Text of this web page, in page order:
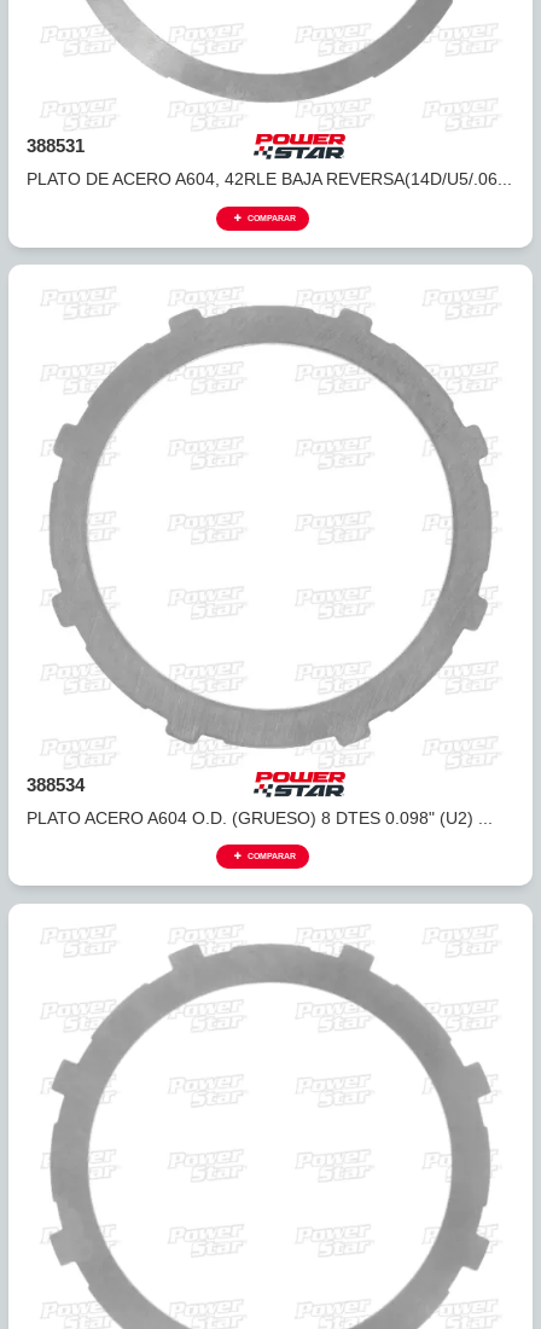
PLATO DE ACERO A404, A413, A470 DIRECTA
(DELANTERO...
COMPARAR
385532
PLATO DE ACERO A404, A413, A470 AVANCE TRASERO)
COMPARAR